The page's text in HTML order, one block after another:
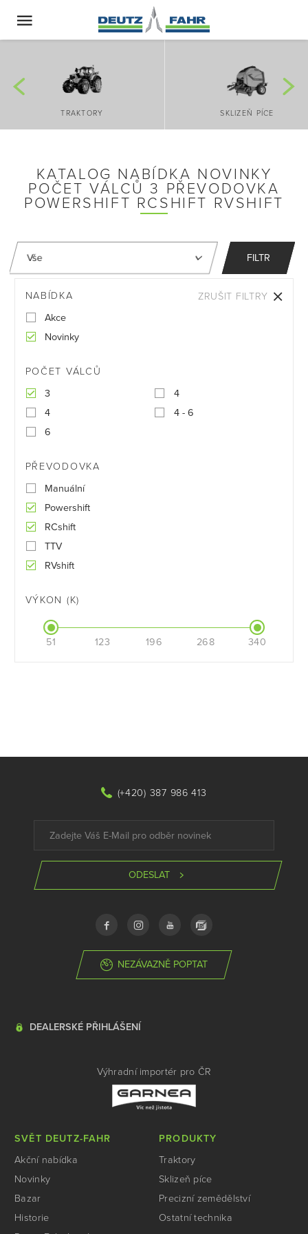
TRAKTORY SKLIZEŇ PÍCE
KATALOG NABÍDKA NOVINKY
POČET VÁLCŮ 3 PŘEVODOVKA
POWERSHIFT RCSHIFT RVSHIFT
FILTR
NABÍDKA
Akce
Novinky
POČET VÁLCŮ
3
4
4
4 - 6
6
PŘEVODOVKA
Manuální
Powershift
RCshift
TTV
RVshift
VÝKON (K)
51 123 196 268 340
ZRUŠIT FILTRY
(+420) 387 986 413
ODESLAT
NEZÁVAZNĚ POPTAT
DEALERSKÉ PŘIHLÁŠENÍ
Výhradní importér pro ČR
SVĚT DEUTZ-FAHR
Akční nabídka
Novinky
Bazar
Historie
PRODUKTY
Traktory
Sklizeň píce
Precizní zemědělství
Ostatní technika